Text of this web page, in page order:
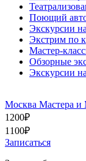
Поющий
Экскурсии
Экстрим по
Мастер-
Обзорные
Экскурсии
Москва Мастера и
1200₽
1100₽
Записаться